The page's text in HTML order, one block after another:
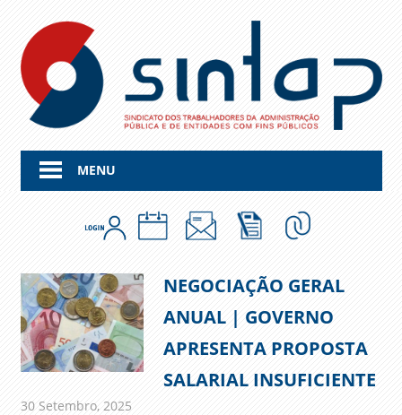
content
MENU
NEGOCIAÇÃO GERAL
ANUAL | GOVERNO
APRESENTA PROPOSTA
SALARIAL INSUFICIENTE
30 Setembro, 2025